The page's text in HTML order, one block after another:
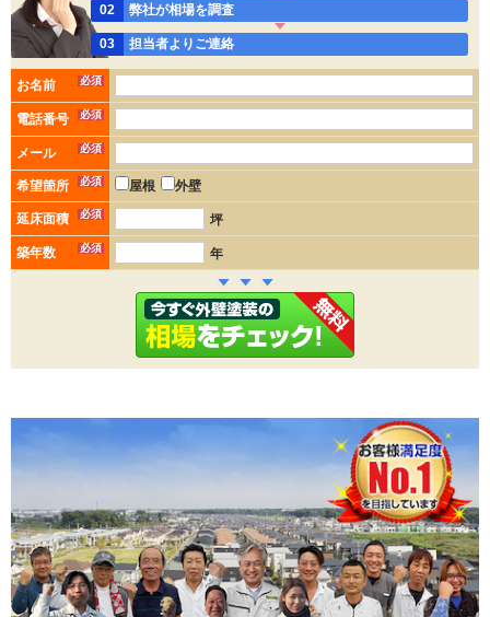
02 弊社が相場を調査
03 担当者よりご連絡
お名前 必須
電話番号 必須
メール 必須
希望箇所 必須 屋根 外壁
延床面積 必須 坪
築年数 必須 年